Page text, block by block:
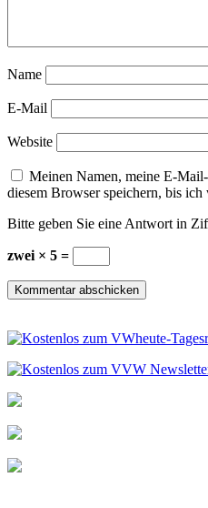
Name
E-Mail
Website
Meinen Namen, meine E-
diesem Browser speichern, bis
Bitte geben Sie eine Antwort in
zwei × 5 =